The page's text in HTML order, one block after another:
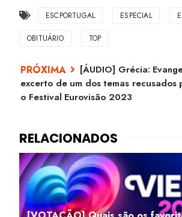
ESCPORTUGAL ESPECIAL
OBITUÁRIO TOP
[ÁUDIO] Grécia:
excerto de um dos temas recusados
o Festival Eurovisão 2023